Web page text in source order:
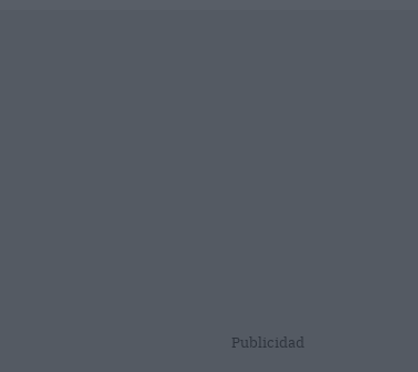
Publicidad